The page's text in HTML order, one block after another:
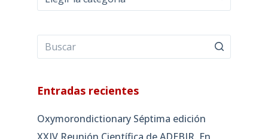
Entradas recientes
Oxymorondictionary Séptima edición